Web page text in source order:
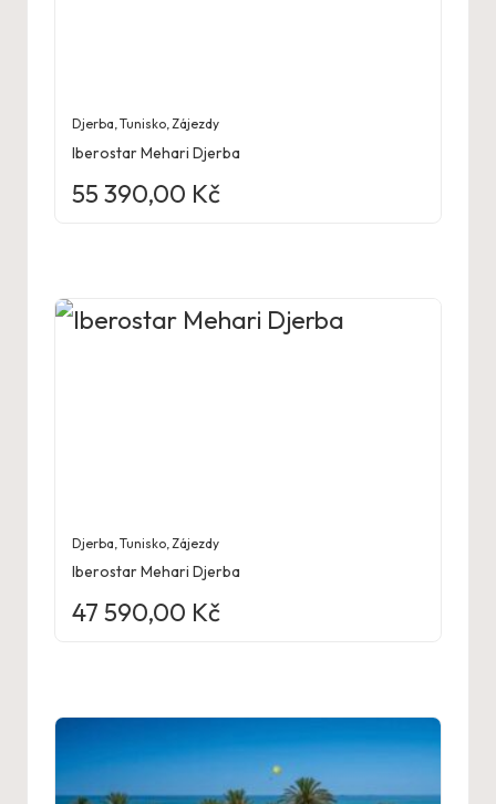
Djerba,Tunisko,Zájezdy
Iberostar Mehari Djerba
55 390,00 Kč
Djerba ,Tunisko Zájezdy
Iberostar Mehari Djerba
47 590,00 Kč